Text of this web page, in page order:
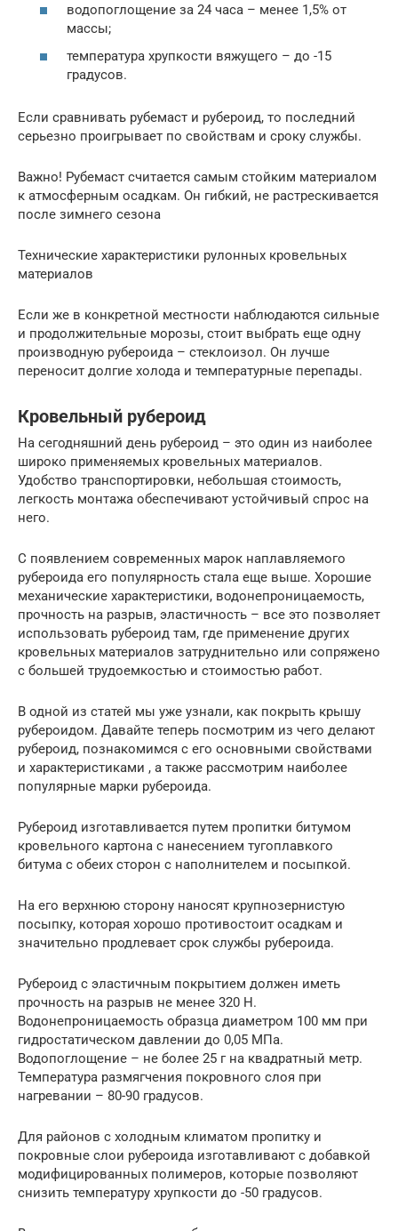
водопоглощение за 24 часа – менее 1,5% от
массы;
температура хрупкости вяжущего – до -15
градусов.
Если сравнивать рубемаст и рубероид, то последний
серьезно проигрывает по свойствам и сроку службы.
Важно! Рубемаст считается самым стойким материалом
к атмосферным осадкам. Он гибкий, не растрескивается
после зимнего сезона
Технические характеристики рулонных кровельных
материалов
Если же в конкретной местности наблюдаются сильные
и продолжительные морозы, стоит выбрать еще одну
производную рубероида – стеклоизол. Он лучше
переносит долгие холода и температурные перепады.
Кровельный рубероид
На сегодняшний день рубероид – это один из наиболее
широко применяемых кровельных материалов.
Удобство транспортировки, небольшая стоимость,
легкость монтажа обеспечивают устойчивый спрос на
него.
С появлением современных марок наплавляемого
рубероида его популярность стала еще выше. Хорошие
механические характеристики, водонепроницаемость,
прочность на разрыв, эластичность – все это позволяет
использовать рубероид там, где применение других
кровельных материалов затруднительно или сопряжено
с большей трудоемкостью и стоимостью работ.
В одной из статей мы уже узнали, как покрыть крышу
рубероидом. Давайте теперь посмотрим из чего делают
рубероид, познакомимся с его основными свойствами
и характеристиками , а также рассмотрим наиболее
популярные марки рубероида.
Рубероид изготавливается путем пропитки битумом
кровельного картона с нанесением тугоплавкого
битума с обеих сторон с наполнителем и посыпкой.
На его верхнюю сторону наносят крупнозернистую
посыпку, которая хорошо противостоит осадкам и
значительно продлевает срок службы рубероида.
Рубероид с эластичным покрытием должен иметь
прочность на разрыв не менее 320 Н.
Водонепроницаемость образца диаметром 100 мм при
гидростатическом давлении до 0,05 МПа.
Водопоглощение – не более 25 г на квадратный метр.
Температура размягчения покровного слоя при
нагревании – 80-90 градусов.
Для районов с холодным климатом пропитку и
покровные слои рубероида изготавливают с добавкой
модифицированных полимеров, которые позволяют
снизить температуру хрупкости до -50 градусов.